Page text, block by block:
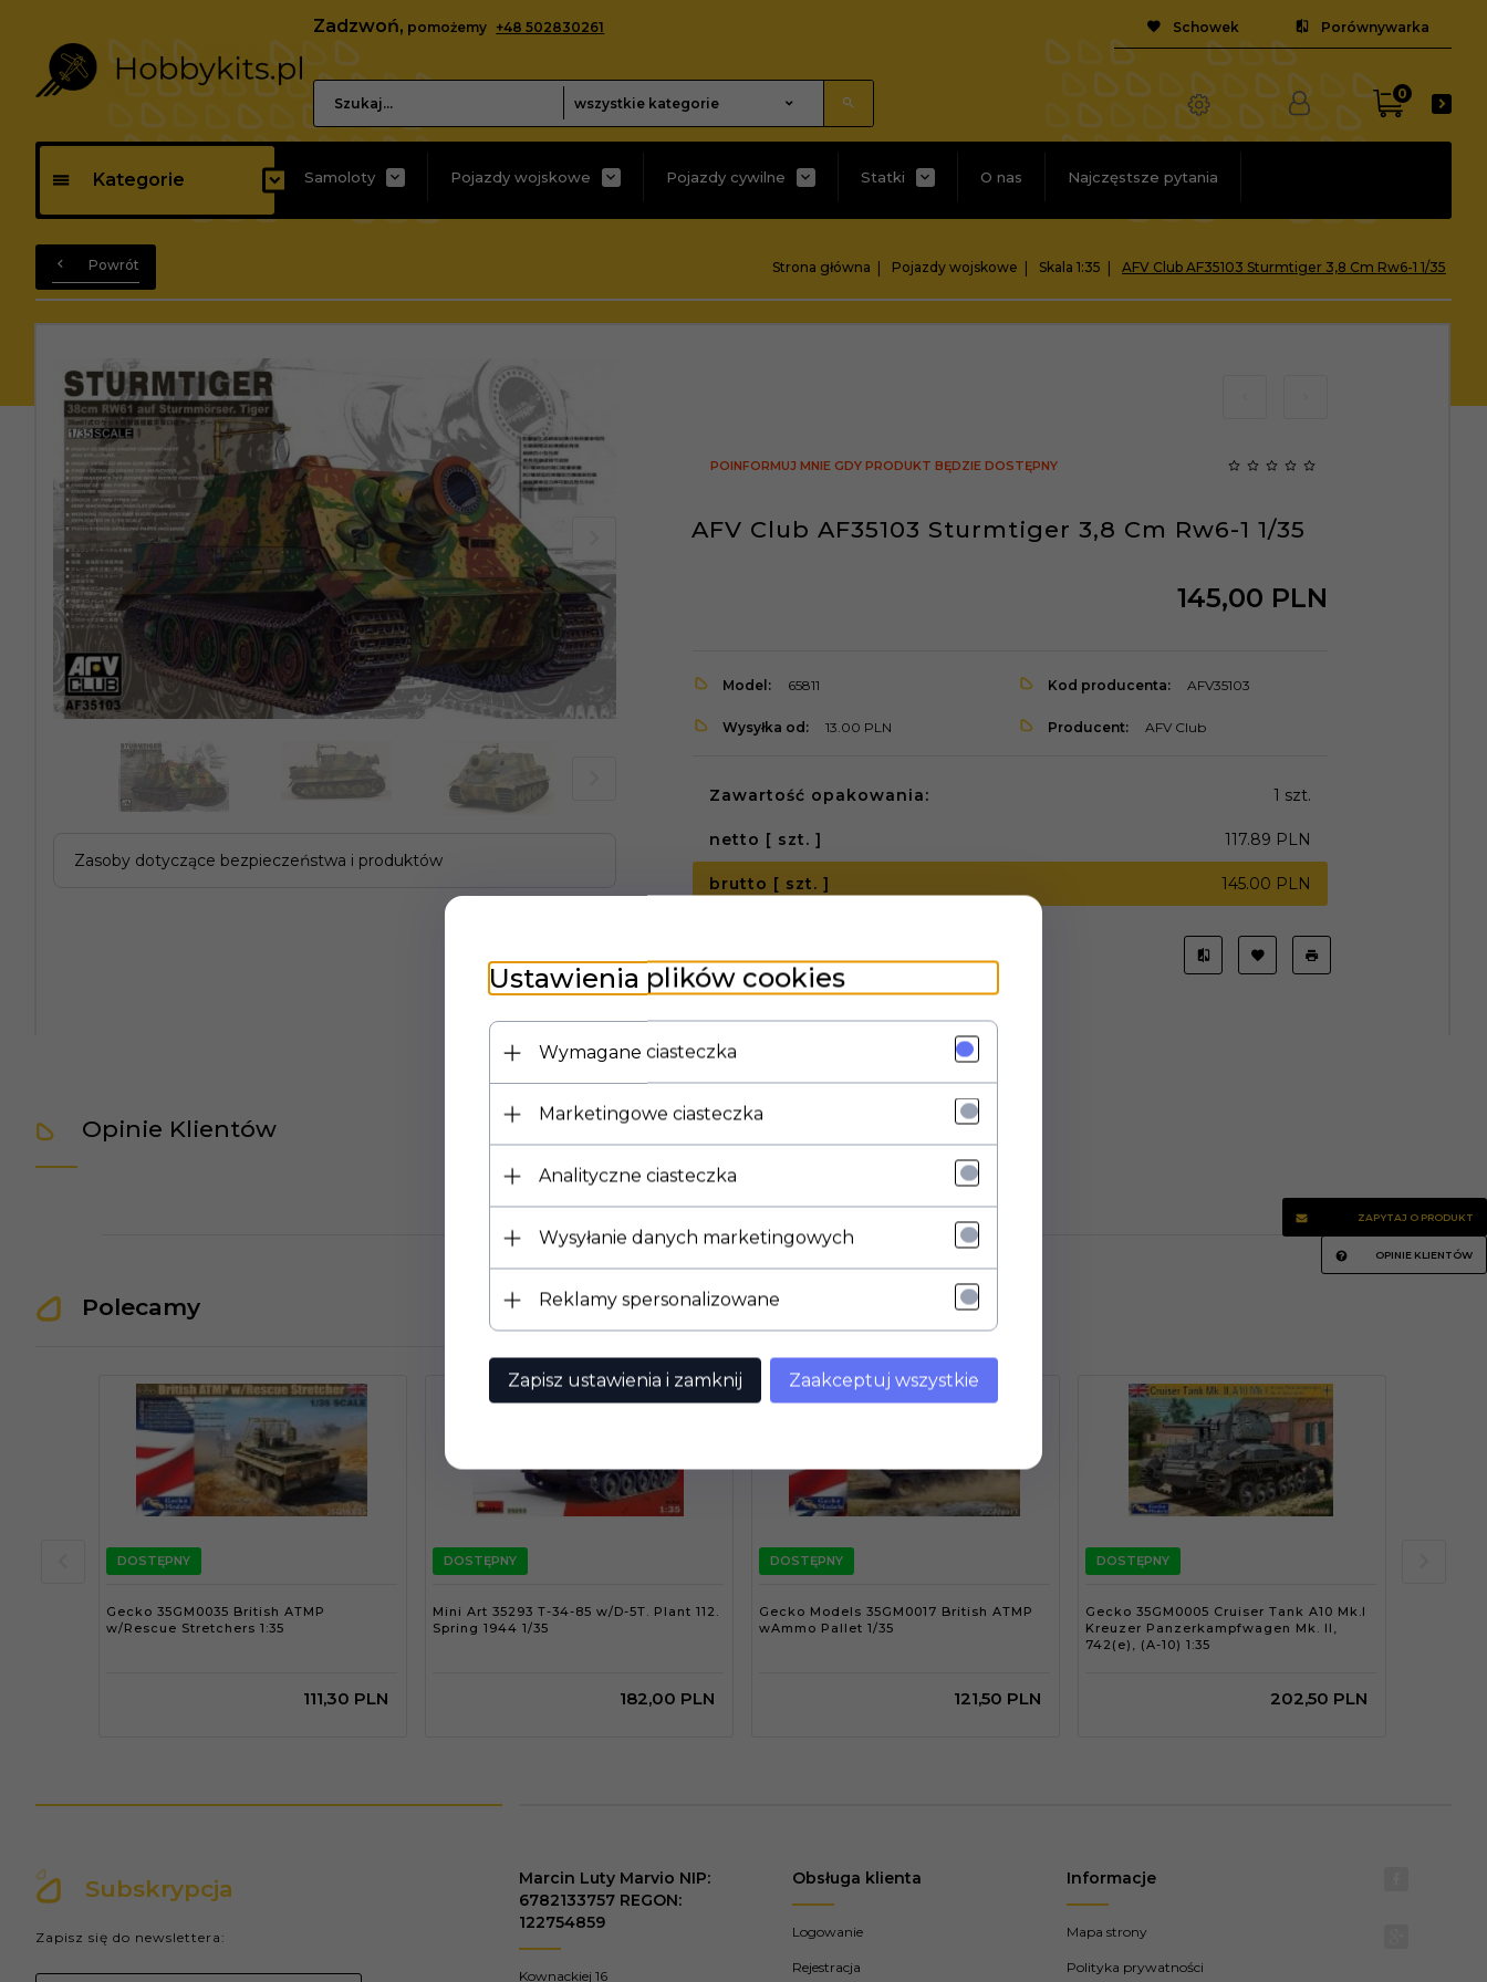
Zadzwoń, pomożemy +48 502830261
categories_searcher
wszystkie kategorie
Schowek Porównywarka
0
Kategorie Samoloty Pojazdy wojskowe Pojazdy cywilne Statki O nas Najczęstsze pytania
Powrót Strona główna Pojazdy wojskowe Skala 1:35 AFV Club AF35103 Sturmtiger 3,8 Cm Rw6-1 1/35
Zasoby dotyczące bezpieczeństwa i produktów
POINFORMUJ MNIE GDY PRODUKT BĘDZIE DOSTĘPNY
AFV Club AF35103 Sturmtiger 3,8 Cm Rw6-1 1/35
145,00 PLN
Model: 65811 Kod producenta: AFV35103
Wysyłka od: 13.00 PLN Producent: AFV Club
Zawartość opakowania: 1 szt.
netto [ szt. ] 117.89 PLN
brutto [ szt. ] 145.00 PLN
ZAPYTAJ O PRODUKT
OPINIE KLIENTÓW
Opinie Klientów
Polecamy
DOSTĘPNY
Gecko 35GM0035 British ATMP
w/Rescue Stretchers 1:35
111,30 PLN
DOSTĘPNY
Mini Art 35293 T-34-85 w/D-5T. Plant 112.
Spring 1944 1/35
182,00 PLN
DOSTĘPNY
Gecko Models 35GM0017 British ATMP
wAmmo Pallet 1/35
121,50 PLN
DOSTĘPNY
Gecko 35GM0005 Cruiser Tank A10 Mk.I
Kreuzer Panzerkampfwagen Mk. II,
742(e), (A-10) 1:35
202,50 PLN
Subskrypcja
Zapisz się do newslettera:
Marcin Luty Marvio NIP:
6782133757 REGON:
122754859
Kownackiej 16
Obsługa klienta
Logowanie
Rejestracja
Informacje
Mapa strony
Polityka prywatności
Ustawienia plików cookies
Wymagane ciasteczka
Marketingowe ciasteczka
Analityczne ciasteczka
Wysyłanie danych marketingowych
Reklamy spersonalizowane
Zapisz ustawienia i zamknij Zaakceptuj wszystkie